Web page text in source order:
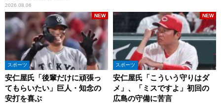
2026.08.06
スポーツ
安仁屋氏「後輩だけに頑張っ
てもらいたい」巨人・知念の
安打を喜ぶ
NEW
スポーツ
安仁屋氏「こういう守りはダ
メ」、「ミスですよ」初回の
広島の守備に苦言
NEW